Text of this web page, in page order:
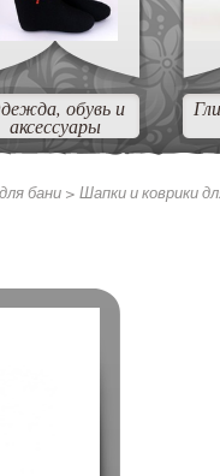
обувь и
аксессуары
бани > Шапки и коврики